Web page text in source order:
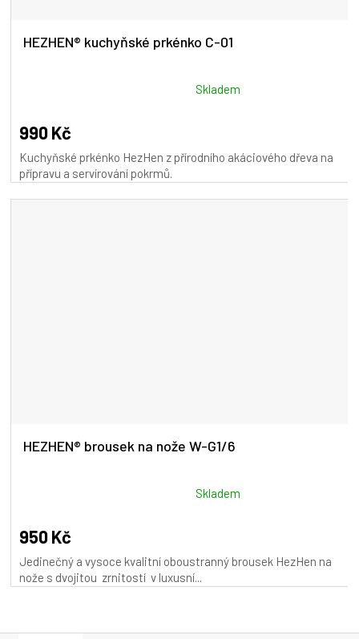
HEZHEN® kuchyňské prkénko C-01
produktu
je
5,0
z
Skladem
990 Kč
Kuchyňské prkénko HezHen z přírodního akáciového dřeva na
přípravu a servírování pokrmů.
HEZHEN® brousek na nože W-G1/6
produktu
je
5,0
z
Skladem
950 Kč
Jedinečný a vysoce kvalitní oboustranný brousek HezHen na
nože s dvojitou zrnitostí v luxusní...